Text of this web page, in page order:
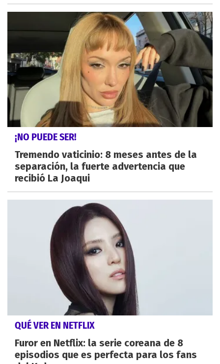
¡NO PUEDE SER!
Tremendo vaticinio: 8 meses antes de la
separación, la fuerte advertencia que
recibió La Joaqui
QUÉ VER EN NETFLIX
Furor en Netflix: la serie coreana de 8
episodios que es perfecta para los fans